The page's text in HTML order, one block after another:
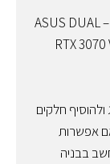
כרטיס מסך – ASUS DUAL
RTX 3070
חלקים
אפשרות
בבניה